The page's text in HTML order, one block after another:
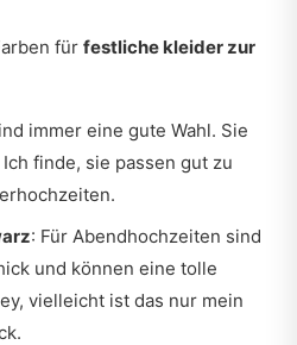
für festliche kleider zur
immer eine gute Wahl. Sie
finde, sie passen gut zu
: Für Abendhochzeiten sind
und können eine tolle
vielleicht ist das nur mein